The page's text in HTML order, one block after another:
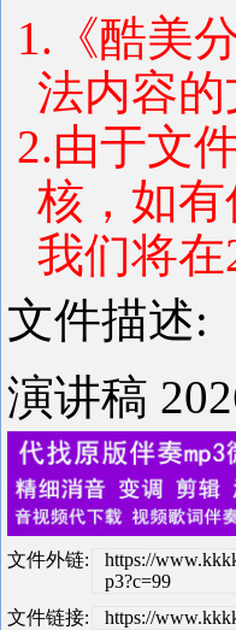
1.《酷美
法内容
2.由于文
核，如
我们将
文件描述:
演讲稿
文件外链:
https://
p3?c=99
文件链接:
https://